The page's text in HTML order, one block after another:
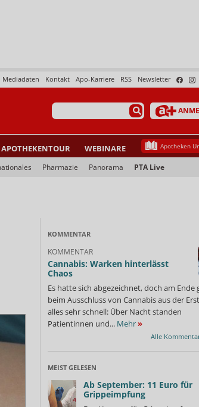
Newsletter
RSS
Apo-Karriere
Kontakt
Mediadaten
APOTHEKENTOUR WEBINARE Apotheken
Pharmazie Panorama PTA Live
KOMMENTAR
KOMMENTAR
Cannabis: Warken hinterlässt
Chaos
Es hatte sich abgezeichnet, doch am Ende
beim Ausschluss von Cannabis aus der
alles sehr schnell: Über Nacht standen
Patientinnen und... Mehr»
Alle
MEIST GELESEN
Ab September: 11 Euro für
Grippeimpfung